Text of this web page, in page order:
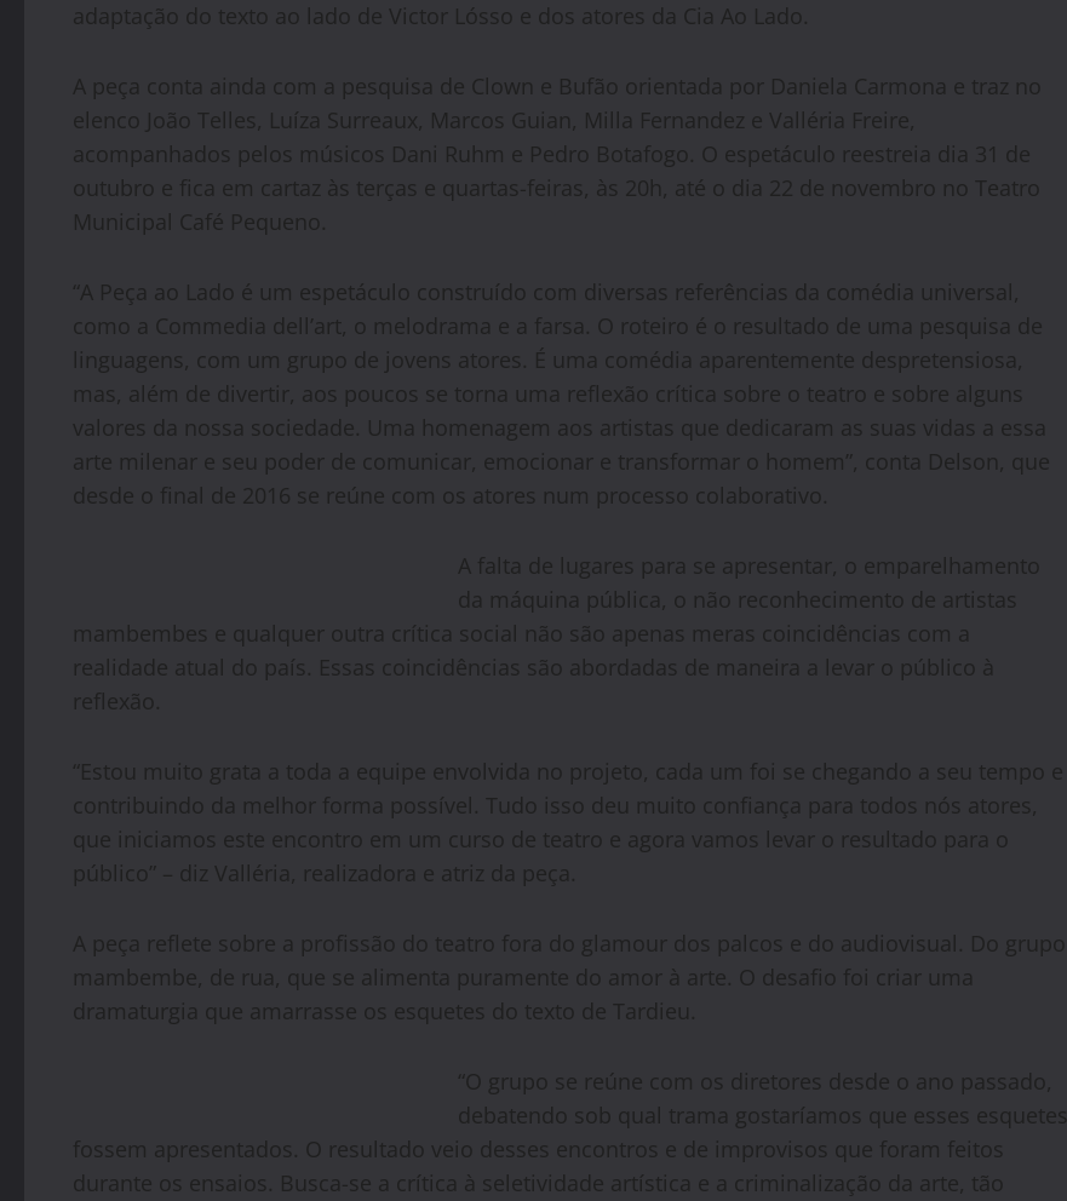
adaptação do texto ao lado de Victor Lósso e dos atores da Cia Ao Lado.
A peça conta ainda com a pesquisa de Clown e Bufão orientada por Daniela Carmona e traz no
elenco João Telles, Luíza Surreaux, Marcos Guian, Milla Fernandez e Valléria Freire,
acompanhados pelos músicos Dani Ruhm e Pedro Botafogo. O espetáculo reestreia dia 31 de
outubro e fica em cartaz às terças e quartas-feiras, às 20h, até o dia 22 de novembro no Teatro
Municipal Café Pequeno.
“A Peça ao Lado é um espetáculo construído com diversas referências da comédia universal,
como a Commedia dell’art, o melodrama e a farsa. O roteiro é o resultado de uma pesquisa de
linguagens, com um grupo de jovens atores. É uma comédia aparentemente despretensiosa,
mas, além de divertir, aos poucos se torna uma reflexão crítica sobre o teatro e sobre alguns
valores da nossa sociedade. Uma homenagem aos artistas que dedicaram as suas vidas a essa
arte milenar e seu poder de comunicar, emocionar e transformar o homem”, conta Delson, que
desde o final de 2016 se reúne com os atores num processo colaborativo.
A falta de lugares para se apresentar, o emparelhamento
da máquina pública, o não reconhecimento de artistas
mambembes e qualquer outra crítica social não são apenas meras coincidências com a
realidade atual do país. Essas coincidências são abordadas de maneira a levar o público à
reflexão.
“Estou muito grata a toda a equipe envolvida no projeto, cada um foi se chegando a seu tempo e
contribuindo da melhor forma possível. Tudo isso deu muito confiança para todos nós atores,
que iniciamos este encontro em um curso de teatro e agora vamos levar o resultado para o
público” – diz Valléria, realizadora e atriz da peça.
A peça reflete sobre a profissão do teatro fora do glamour dos palcos e do audiovisual. Do grupo
mambembe, de rua, que se alimenta puramente do amor à arte. O desafio foi criar uma
dramaturgia que amarrasse os esquetes do texto de Tardieu.
“O grupo se reúne com os diretores desde o ano passado,
debatendo sob qual trama gostaríamos que esses esquetes
fossem apresentados. O resultado veio desses encontros e de improvisos que foram feitos
durante os ensaios. Busca-se a crítica à seletividade artística e a criminalização da arte, tão